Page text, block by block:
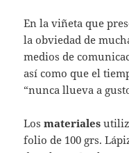
En la viñeta que
la obviedad de
medios de
así como que el
“nunca llueva a
Losmateriales
folio de 100 grs.